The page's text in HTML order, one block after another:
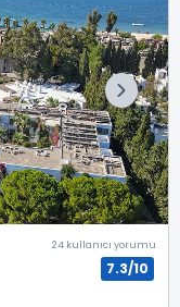
24 kullanıcı yorumu
7.3/10